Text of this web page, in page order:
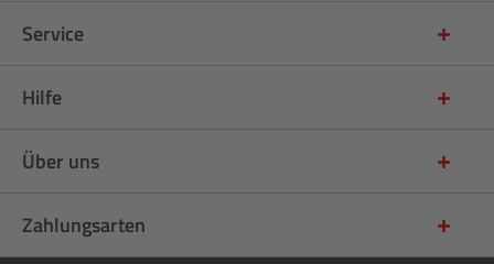
Service
Hilfe
Über uns
Zahlungsarten